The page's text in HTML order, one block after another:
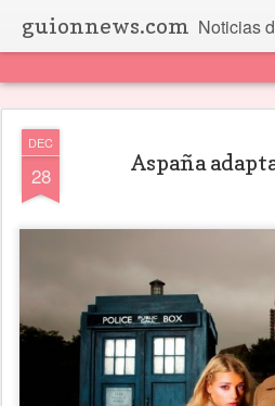
guionnews.com Noticias de
DEC
28 Aspaña